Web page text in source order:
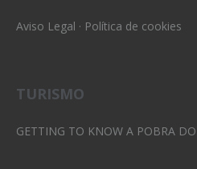
Aviso Legal · Política de cookies
TURISMO
GETTING TO KNOW A POBRA